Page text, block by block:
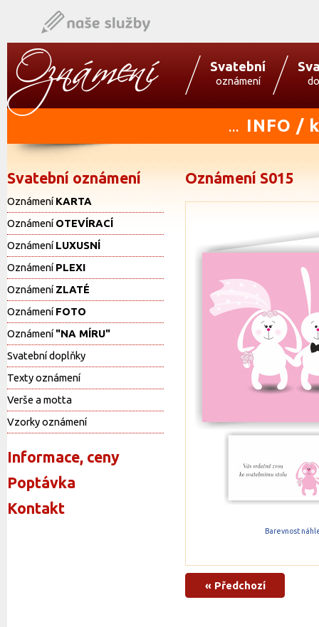
Svatební
oznámení
... INFO /
Svatební oznámení
Oznámení KARTA
Oznámení OTEVÍRACÍ
Oznámení LUXUSNÍ
Oznámení PLEXI
Oznámení ZLATÉ
Oznámení FOTO
Oznámení "NA MÍRU"
Svatební doplňky
Texty oznámení
Verše a motta
Vzorky oznámení
Informace, ceny
Poptávka
Kontakt
Oznámení S015
Barevnost
« Předchozí